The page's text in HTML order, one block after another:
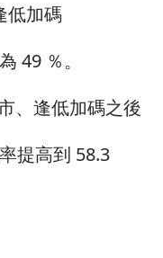
低加碼
49 ％。
、逢低加碼之後
提高到 58.3